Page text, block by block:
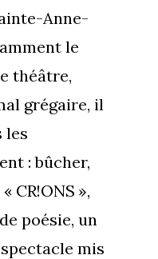
Anne-
le
théâtre,
grégaire, il
les
: bûcher,
CR!ONS »,
poésie, un
mis